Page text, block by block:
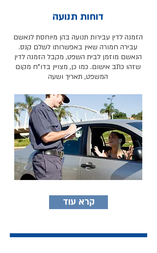
דוחות תנועה
הזמנה לדין עבירות תנועה בהן מיוחסת לנאשם
עבירה חמורה שאין באפשרותו לשלם קנס.
הנאשם מוזמן לבית השפט, מקבל הזמנה לדין
שזהו כתב אישום. כמו כן, מצויין בדו"ח מקום
המשפט, תאריך ושעה
קרא עוד